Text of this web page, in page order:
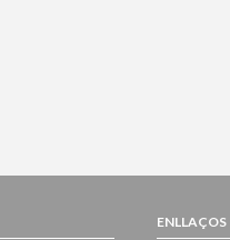
ENLLAÇOS